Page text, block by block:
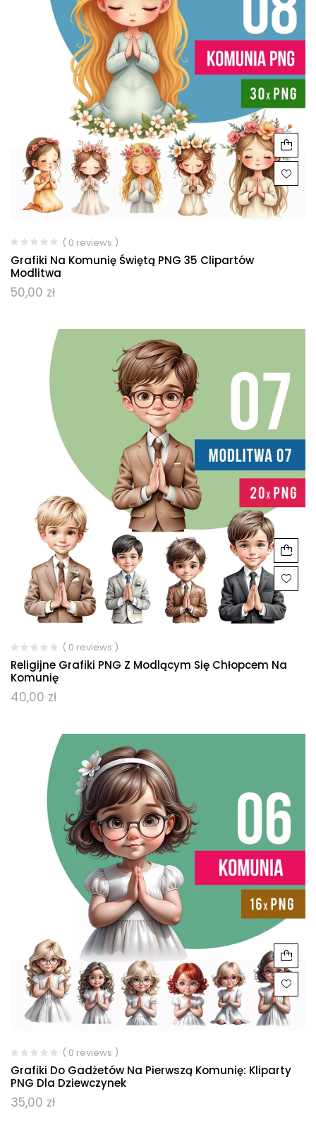
( 0 reviews )
Grafiki Na Komunię Świętą PNG 35 Clipartów
Modlitwa
50,00 zł
( 0 reviews )
Religijne Grafiki PNG Z Modlącym Się Chłopcem Na
Komunię
40,00 zł
( 0 reviews )
Grafiki Do Gadżetów Na Pierwszą Komunię: Kliparty
PNG Dla Dziewczynek
35,00 zł